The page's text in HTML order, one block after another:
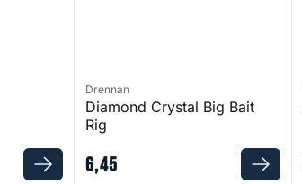
Drennan
Diamond Crystal Big Bait
Rig
6,45